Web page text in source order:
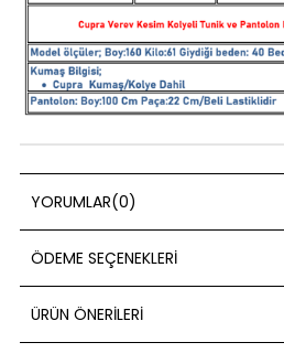
YORUMLAR(0)
ÖDEME SEÇENEKLERI
ÜRÜN ÖNERILERI